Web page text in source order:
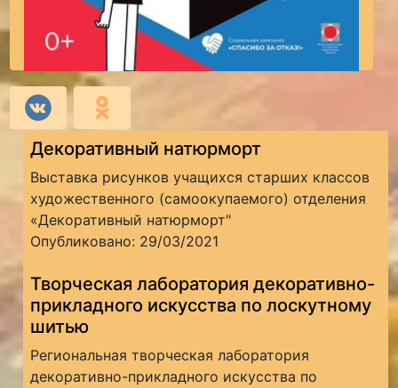
Декоративный натюрморт
Выставка рисунков учащихся старших классов
художественного (самоокупаемого) отделения
«Декоративный натюрморт"
Опубликовано: 29/03/2021
Творческая лаборатория декоративно-
прикладного искусства по лоскутному
шитью
Региональная творческая лаборатория
декоративно-прикладного искусства по